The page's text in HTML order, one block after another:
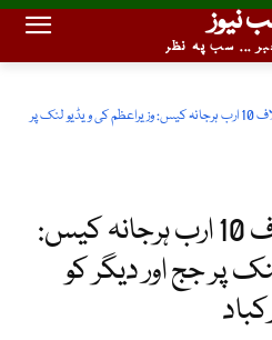
نیوز
... سب پہ نظر
عمران خان کے خلاف 10 ارب ہرجانہ کیس: وزیراعظم کی ویڈیو لنک پر
عمران خان کے خلاف 10 ارب ہرجانہ کیس:
پر جج اور دیگر کو